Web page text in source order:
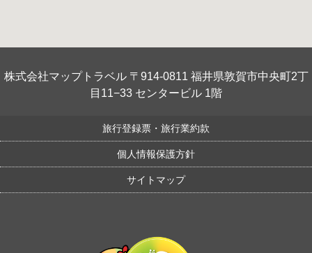
株式会社マップトラベル 〒914-0811 福井県敦賀市中央町2丁
目11−33 センタービル 1階
旅行登録票・旅行業約款
個人情報保護方針
サイトマップ